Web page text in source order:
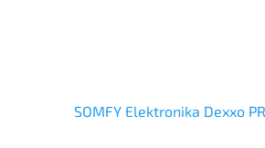
SOMFY Elektronika Dexxo